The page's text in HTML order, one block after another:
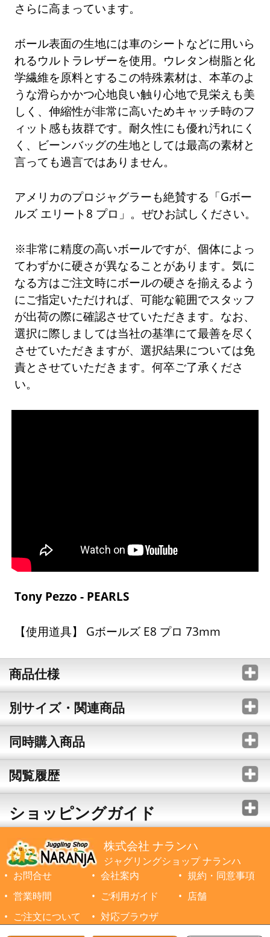
さらに高まっています。
ボール表面の生地には車のシートなどに用いら
れるウルトラレザーを使用。ウレタン樹脂と化
学繊維を原料とするこの特殊素材は、本革のよ
うな滑らかかつ心地良い触り心地で見栄えも美
しく、伸縮性が非常に高いためキャッチ時のフ
ィット感も抜群です。耐久性にも優れ汚れにく
く、ビーンバッグの生地としては最高の素材と
言っても過言ではありません。
アメリカのプロジャグラーも絶賛する「Gボー
ルズ エリート8 プロ」。ぜひお試しください。
※非常に精度の高いボールですが、個体によっ
てわずかに硬さが異なることがあります。気に
なる方はご注文時にボールの硬さを揃えるよう
にご指定いただければ、可能な範囲でスタッフ
が出荷の際に確認させていただきます。なお、
選択に際しましては当社の基準にて最善を尽く
させていただきますが、選択結果については免
責とさせていただきます。何卒ご了承くださ
い。
Tony Pezzo - PEARLS
【使用道具】 Gボールズ E8 プロ 73mm
商品仕様
別サイズ・関連商品
同時購入商品
閲覧履歴
ショッピングガイド
株式会社 ナランハ
ジャグリングショップ ナランハ
お問合せ
会社案内
規約・同意事項
営業時間
ご利用ガイド
店舗
ご注文について
対応ブラウザ
©1999-2026 NARANJA Inc. All Rights Reserved.